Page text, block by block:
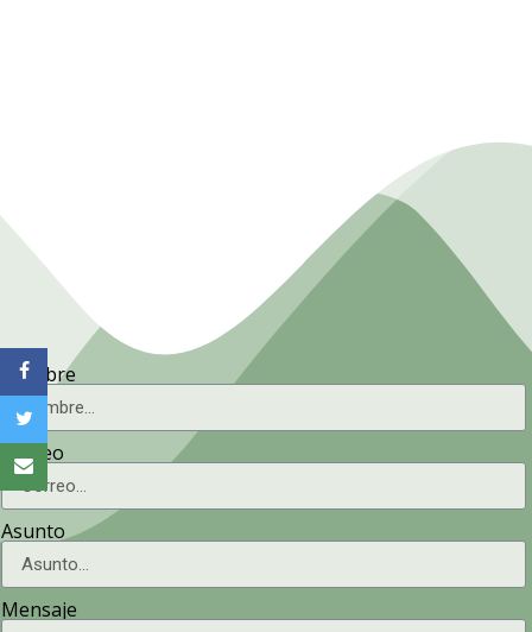
Nombre
Correo
Asunto
Mensaje